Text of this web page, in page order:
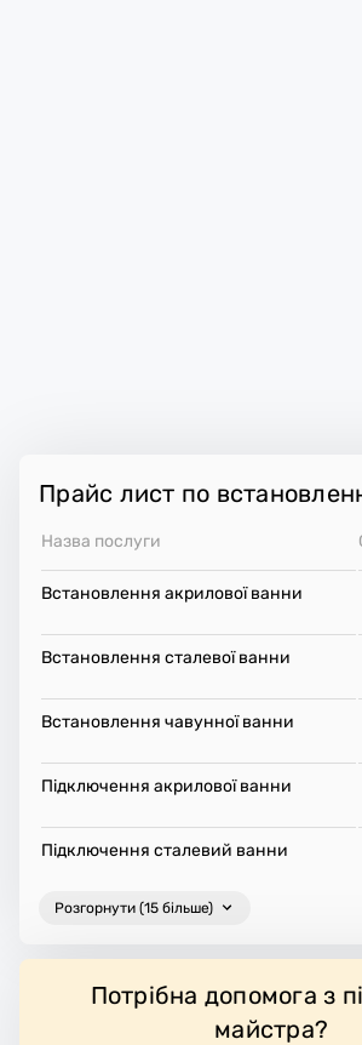
Прайс лист по
Назва послуги
Встановлення акрилової ванни
Встановлення сталевої ванни
Встановлення чавунної ванни
Підключення акрилової ванни
Підключення сталевий ванни
Розгорнути (15 більше)
Потрібна допомога з
майстра?